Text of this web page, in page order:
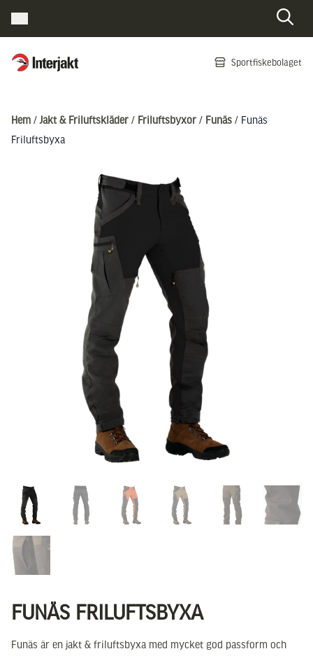
Interjakt SE Sportfiskebolaget
Hem / Jakt & Friluftskläder / Friluftsbyxor / Funäs / Funäs
Friluftsbyxa
FUNÄS FRILUFTSBYXA
Funäs är en jakt & friluftsbyxa med mycket god passform och